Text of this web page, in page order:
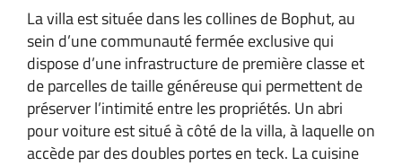
La villa est située dans les collines de Bophut, au
sein d’une communauté fermée exclusive qui
dispose d’une infrastructure de première classe et
de parcelles de taille généreuse qui permettent de
préserver l’intimité entre les propriétés. Un abri
pour voiture est situé à côté de la villa, à laquelle on
accède par des doubles portes en teck. La cuisine